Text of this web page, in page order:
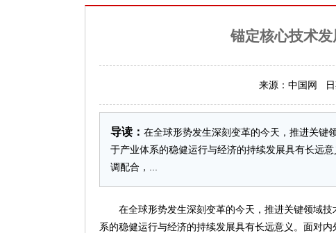
锚定核心技术
来源：中国网 日
导读： 在全球形势发生深刻变革的今天，推进关键
于产业体系的稳健运行与经济的持续发展具有长远
调配合，...
在全球形势发生深刻变革的今天，推进关键领域
系的稳健运行与经济的持续发展具有长远意义。面对